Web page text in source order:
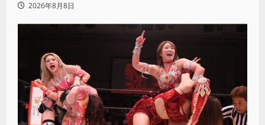
2026年8月8日